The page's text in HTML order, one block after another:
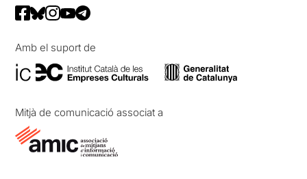
Amb el suport de
Mitjà de comunicació associat a